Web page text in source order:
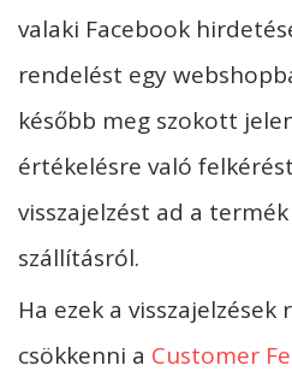
valaki Facebook
rendelést egy
később meg szokott
értékelésre való
visszajelzést ad a
szállításról.
Ha ezek a visszajelzések
csökkenni a Customer